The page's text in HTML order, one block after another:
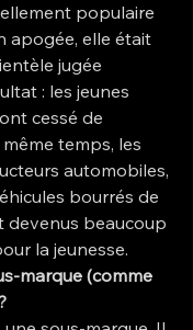
populaire
apogée, elle était
jugée
: les jeunes
cessé de
même temps, les
automobiles,
bourrés de
devenus beaucoup
la jeunesse.
marque (comme